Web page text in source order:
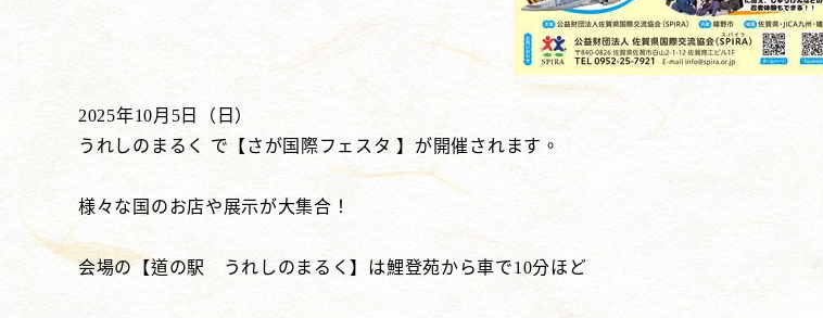
2025年10月5日（日）
うれしのまるく で【さが国際フェスタ 】が開催されます。
様々な国のお店や展示が大集合！
会場の【道の駅 うれしのまるく】は鯉登苑から車で10分ほど